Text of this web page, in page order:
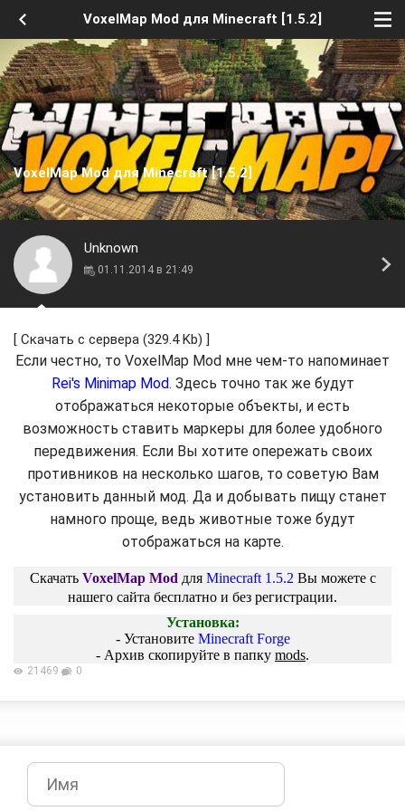
VoxelMap Mod для Minecraft [1.5.2]
VoxelMap Mod для Minecraft [1.5.2]
Unknown
01.11.2014 в 21:49
[ Скачать с сервера (329.4 Kb) ]
Если честно, то VoxelMap Mod мне чем-то напоминает
Rei's Minimap Mod. Здесь точно так же будут
отображаться некоторые объекты, и есть
возможность ставить маркеры для более удобного
передвижения. Если Вы хотите опережать своих
противников на несколько шагов, то советую Вам
установить данный мод. Да и добывать пищу станет
намного проще, ведь животные тоже будут
отображаться на карте.
Скачать VoxelMap Mod для Minecraft 1.5.2 Вы можете с
нашего сайта бесплатно и без регистрации.
Установка:
- Установите Minecraft Forge
- Архив скопируйте в папку mods.
21469 0